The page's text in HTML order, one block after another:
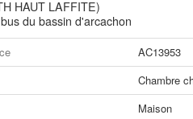
HAUT LAFFITE)
du bassin d'arcachon
AC13953
Chambre
Maison